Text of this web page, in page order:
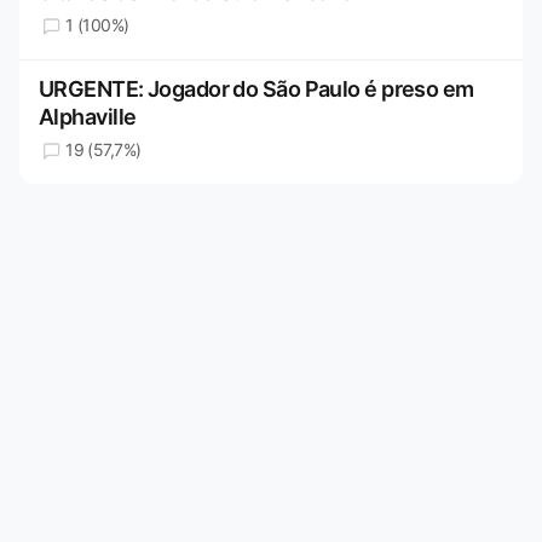
1 (100%)
URGENTE: Jogador do São Paulo é preso em
Alphaville
19 (57,7%)